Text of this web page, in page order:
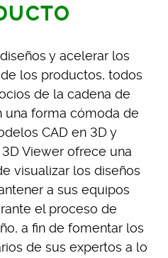
y acelerar los
los productos, todos
de la cadena de
una forma cómoda de
CAD en 3D y
Viewer ofrece una
visualizar los diseños
a sus equipos
el proceso de
a fin de fomentar los
de sus expertos a lo